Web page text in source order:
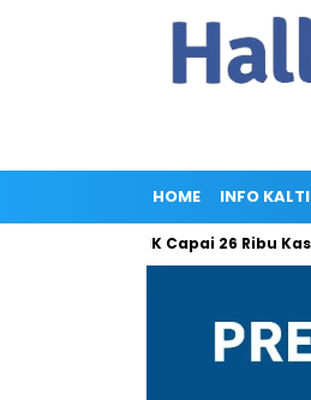
HOME INFO
PHK Capai 26 Ribu Kasus